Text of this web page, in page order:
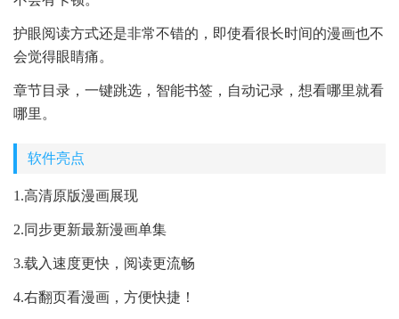
护眼阅读方式还是非常不错的，即使看很长时间的漫画也不
会觉得眼睛痛。
章节目录，一键跳选，智能书签，自动记录，想看哪里就看
哪里。
软件亮点
1.高清原版漫画展现
2.同步更新最新漫画单集
3.载入速度更快，阅读更流畅
4.右翻页看漫画，方便快捷！